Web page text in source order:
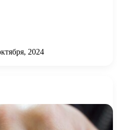
2024